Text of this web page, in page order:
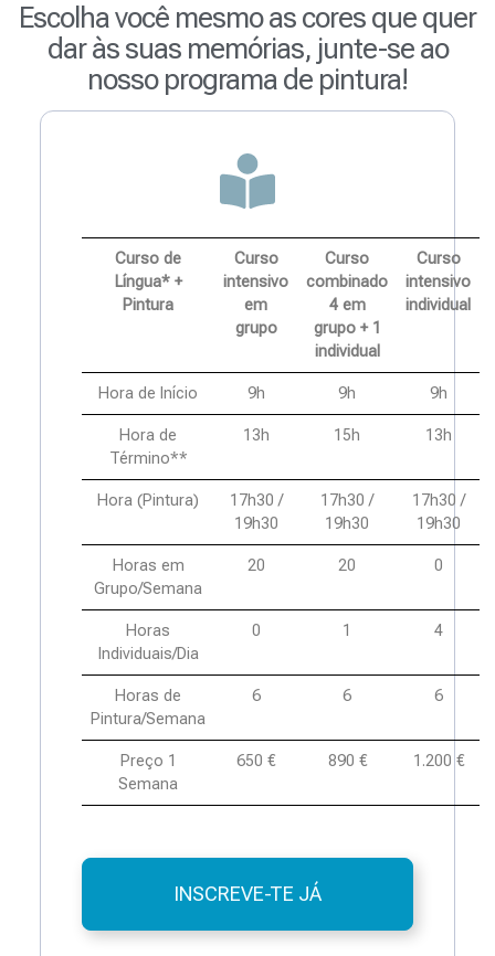
Escolha você mesmo as cores que quer
dar às suas memórias, junte-se ao
nosso programa de pintura!
Curso de
Língua* +
Pintura
Curso
intensivo
em
grupo
Curso
combinado
4 em
grupo + 1
individual
Curso
intensivo
individual
Hora de Início 9h 9h 9h
Hora de
Término**
13h 15h 13h
Hora (Pintura)
17h30 /
19h30
17h30 /
19h30
17h30 /
19h30
Horas em
Grupo/Semana
20 20 0
Horas
Individuais/Dia
0 1 4
Horas de
Pintura/Semana
6 6 6
Preço 1
Semana
650 € 890 € 1.200 €
INSCREVE-TE JÁ